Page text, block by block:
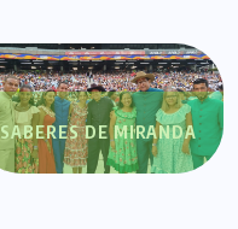
SABERES DE MIRANDA